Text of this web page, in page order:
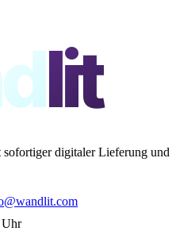
lit
digitaler Lieferung und
Uhr